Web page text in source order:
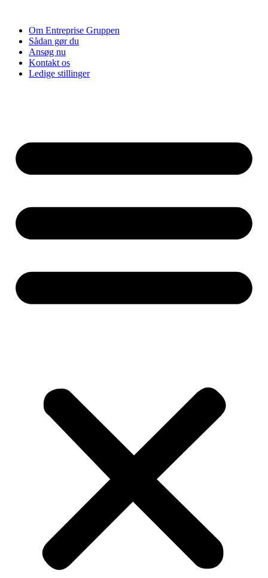
indholdOm Entreprise Gruppen
Sådan gør du
Ansøg nu
Kontakt os
Ledige stillinger